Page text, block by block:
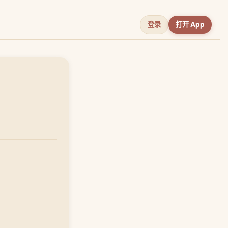
登录 打开 App